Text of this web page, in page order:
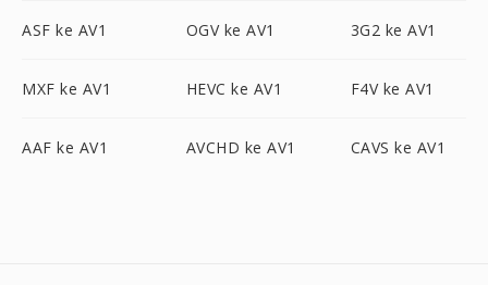
ASF ke AV1 OGV ke AV1 3G2 ke AV1
MXF ke AV1 HEVC ke AV1 F4V ke AV1
AAF ke AV1 AVCHD ke AV1 CAVS ke AV1